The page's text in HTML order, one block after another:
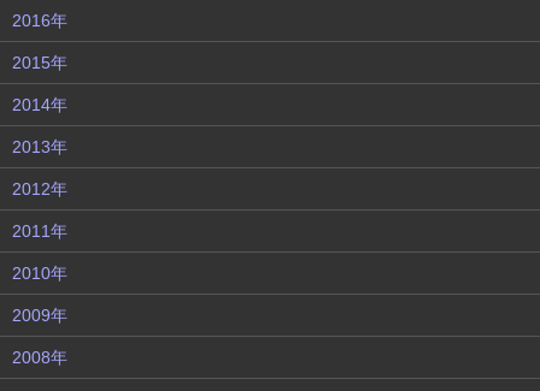
2016年
2015年
2014年
2013年
2012年
2011年
2010年
2009年
2008年